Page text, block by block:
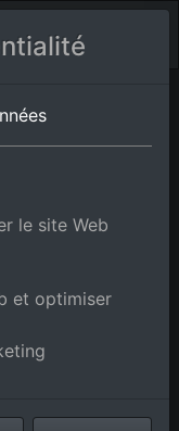
le site Web
et optimiser